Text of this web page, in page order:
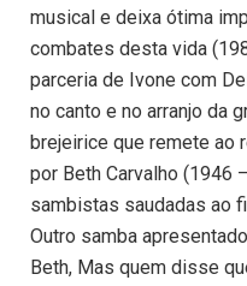
musical e deixa ótima
combates desta vida
parceria de Ivone com
no canto e no arranjo da
brejeirice que remete ao
por Beth Carvalho (1946
sambistas saudadas ao
Outro samba
Beth, Mas quem disse